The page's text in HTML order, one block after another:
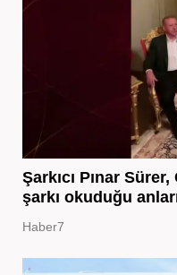
Şarkıcı Pınar
şarkı okuduğu
Haber7